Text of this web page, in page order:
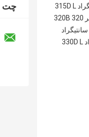
چت IM آنلاین در حال حاضر
315D L
320B 320
330D L